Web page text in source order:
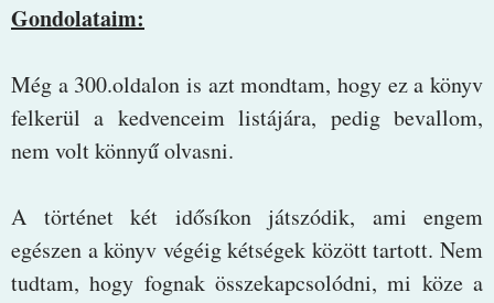
Gondolataim:
Még a 300.oldalon is azt mondtam, hogy ez a könyv
felkerül a kedvenceim listájára, pedig bevallom,
nem volt könnyű olvasni.
A történet két idősíkon játszódik, ami engem
egészen a könyv végéig kétségek között tartott. Nem
tudtam, hogy fognak összekapcsolódni, mi köze a